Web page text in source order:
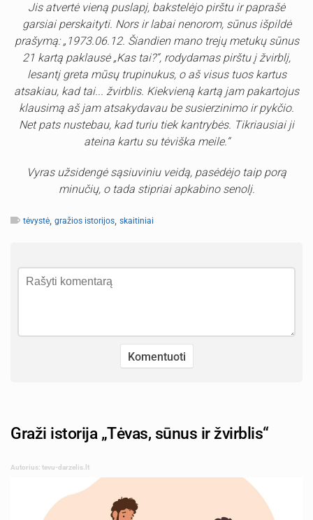
Jis atvertė vieną puslapį, bakstelėjo pirštu ir paprašė
garsiai perskaityti. Nors ir labai nenorom, sūnus išpildė
prašymą: „1973.06.12. Šiandien mano trejų metukų sūnus
21 kartą paklausė „Kas tai?“, rodydamas pirštu į žvirblį,
lesantį greta mūsų trupinukus, o aš visus tuos kartus
atsakiau, kad tai... žvirblis. Kiekvieną kartą jam pakartojus
klausimą aš jam atsakydavau be susierzinimo ir pykčio.
Net pats nustebau, kad turiu tiek kantrybės. Tikriausiai ji
ateina kartu su tėviška meile.“
Vyras užsidengė sąsiuviniu veidą, pasėdėjo taip porą
minučių, o tada stipriai apkabino senolį.
tėvystė, gražios istorijos, skaitiniai
Graži istorija „Tėvas, sūnus ir žvirblis“
Autorius: tevu-darzelis.lt